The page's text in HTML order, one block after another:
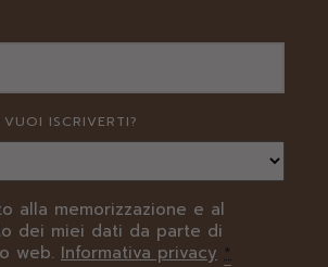
ISCRIVERTI?
alla memorizzazione e al
dei miei dati da parte di
web. Informativa privacy *